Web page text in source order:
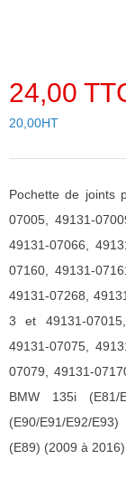
24,00
20,00HT
Pochette de joints
07005, 49131-
49131-07066,
07160, 49131-
49131-07268,
3 et 49131-07015,
49131-07075,
07079, 49131-
BMW 135i (E81/
(E90/E91/E92/
(E89) (2009 à